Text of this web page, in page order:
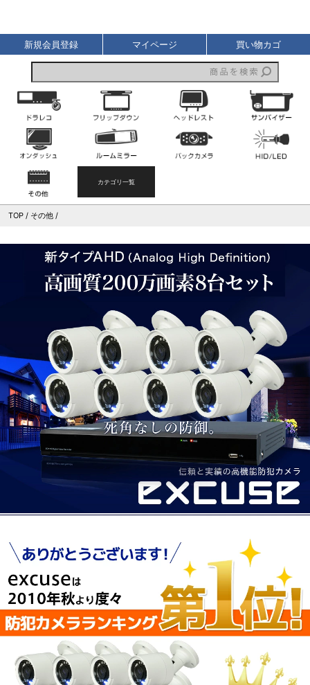
新規会員登録 マイページ 買い物カゴ
フリップダウンモニター ヘッドレストモニター
オンダッシュモニター ルームミラーモニター バックカメラ
カテゴリ一覧
TOP その他